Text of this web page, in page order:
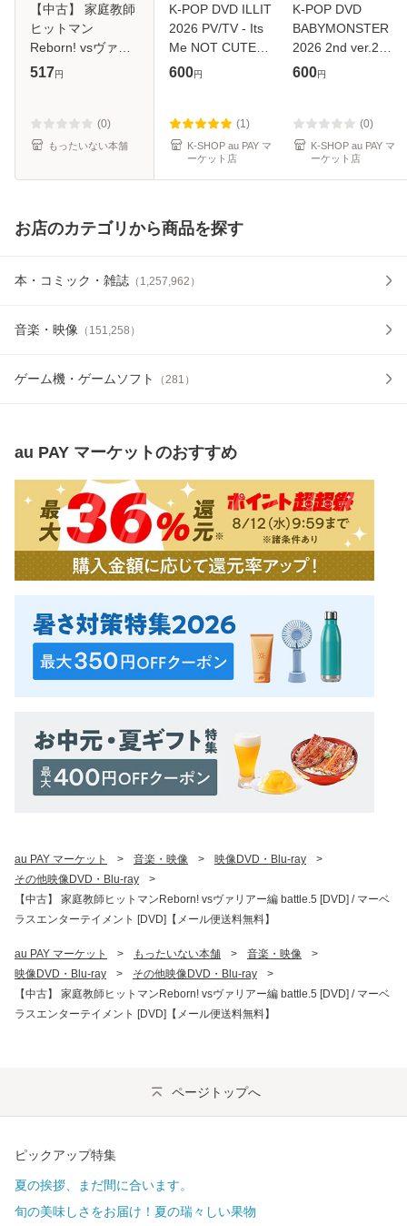
【中古】 家庭教師
ヒットマン
Reborn! vsヴァリ
アー編 battle.5
ト [DVD]【メール
便送料無料】
517円
(0)
もったいない本舗
K-POP DVD ILLIT
2026 PV/TV - Its
Me NOT CUTE
ANYMORE
Chocolate Cherish
Tick-Tack Cherish
Magnetic -
600円
(1)
K-SHOP au PAY マ
ーケット店
K-POP DVD
BABYMONSTER
2026 2nd ver.2
PV/TV - I LIKE IT
WE GO UP HOT
SAUCE Love In
My Heart DRIP
CLIK C
600円
(0)
K-SHOP au PAY マ
ーケット店
お店のカテゴリから商品を探す
本・コミック・雑誌 （ 1,257,962 ）
音楽・映像 （ 151,258 ）
ゲーム機・ゲームソフト （281 ）
au PAY マーケットのおすすめ
au PAY マーケット > 音楽・映像 > 映像DVD・Blu-ray
>
その他映像DVD・Blu-ray
>
【中古】 家庭教師ヒットマンReborn! vsヴァリアー編 battle.5 [DVD] / マーベ
ラスエンターテイメント [DVD]【メール便送料無料】
au PAY マーケット > もったいない本舗 > 音楽・映像
>
映像DVD・Blu-ray
> その他映像DVD・Blu-ray
>
【中古】 家庭教師ヒットマンReborn! vsヴァリアー編 battle.5 [DVD] / マーベ
ラスエンターテイメント [DVD]【メール便送料無料】
ページトップへ
ピックアップ特集
夏の挨拶、まだ間に合います。
旬の美味しさをお届け！夏の瑞々しい果物